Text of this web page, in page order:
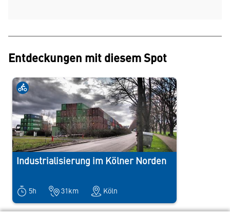
Entdeckungen mit diesem Spot
Industrialisierung im Kölner Norden
5h 31km Köln